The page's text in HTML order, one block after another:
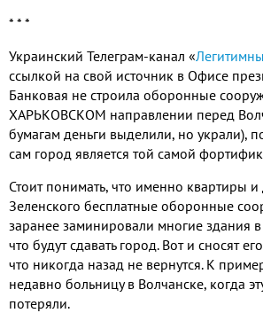
* * *
Украинский Телеграм-канал «
ссылкой на свой источник в Офисе
Банковая не строила оборонные
ХАРЬКОВСКОМ направлении перед
бумагам деньги выделили, но украли),
сам город является той самой
Стоит понимать, что именно квартиры
Зеленского бесплатные оборонные
заранее заминировали многие здания
что будут сдавать город. Вот и сносят
что никогда назад не вернутся. К
недавно больницу в Волчанске, когда
потеряли.